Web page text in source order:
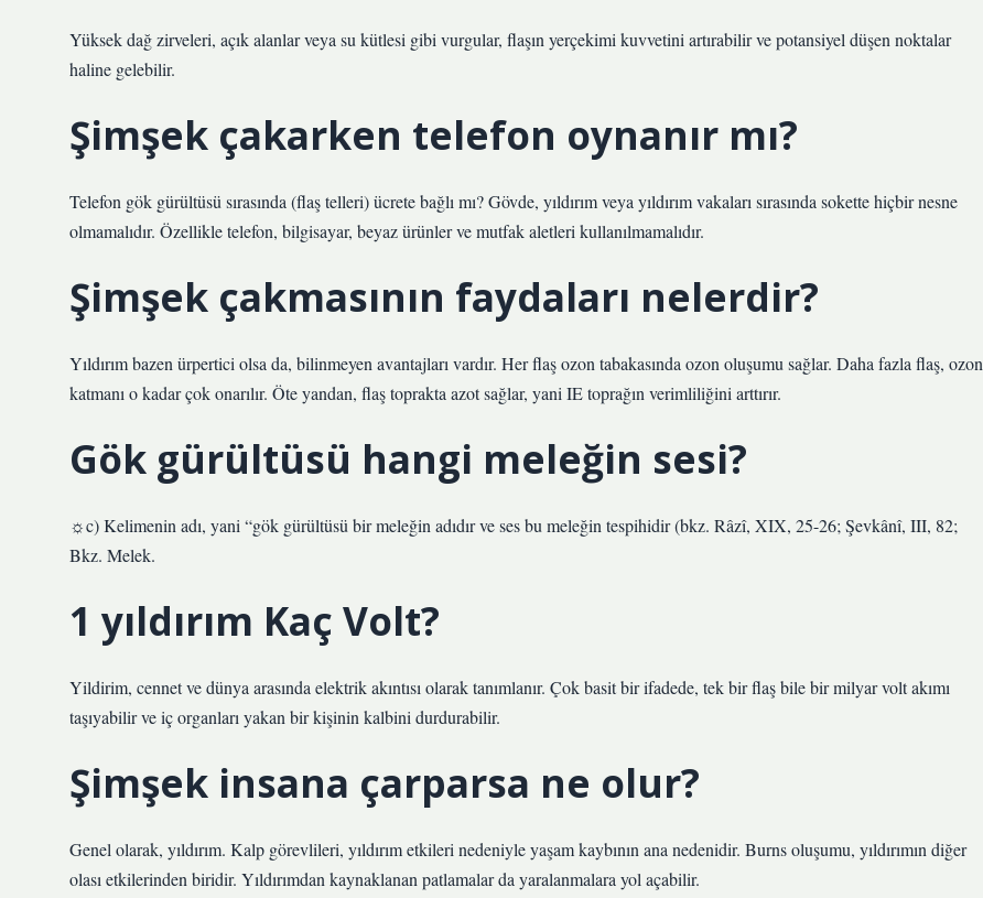
Yüksek dağ zirveleri, açık alanlar veya su kütlesi gibi vurgular, flaşın yerçekimi kuvvetini artırabilir ve potansiyel düşen noktalar
haline gelebilir.
Şimşek çakarken telefon oynanır mı?
Telefon gök gürültüsü sırasında (flaş telleri) ücrete bağlı mı? Gövde, yıldırım veya yıldırım vakaları sırasında sokette hiçbir nesne
olmamalıdır. Özellikle telefon, bilgisayar, beyaz ürünler ve mutfak aletleri kullanılmamalıdır.
Şimşek çakmasının faydaları nelerdir?
Yıldırım bazen ürpertici olsa da, bilinmeyen avantajları vardır. Her flaş ozon tabakasında ozon oluşumu sağlar. Daha fazla flaş, ozon
katmanı o kadar çok onarılır. Öte yandan, flaş toprakta azot sağlar, yani IE toprağın verimliliğini arttırır.
Gök gürültüsü hangi meleğin sesi?
☼c) Kelimenin adı, yani “gök gürültüsü bir meleğin adıdır ve ses bu meleğin tespihidir (bkz. Râzî, XIX, 25-26; Şevkânî, III, 82;
Bkz. Melek.
1 yıldırım Kaç Volt?
Yildirim, cennet ve dünya arasında elektrik akıntısı olarak tanımlanır. Çok basit bir ifadede, tek bir flaş bile bir milyar volt akımı
taşıyabilir ve iç organları yakan bir kişinin kalbini durdurabilir.
Şimşek insana çarparsa ne olur?
Genel olarak, yıldırım. Kalp görevlileri, yıldırım etkileri nedeniyle yaşam kaybının ana nedenidir. Burns oluşumu, yıldırımın diğer
olası etkilerinden biridir. Yıldırımdan kaynaklanan patlamalar da yaralanmalara yol açabilir.